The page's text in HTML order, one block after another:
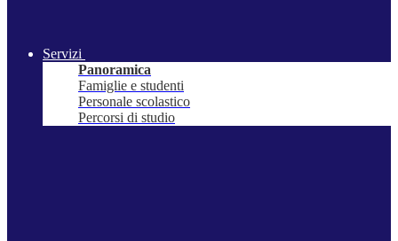
Servizi
Panoramica
Famiglie e studenti
Personale scolastico
Percorsi di studio